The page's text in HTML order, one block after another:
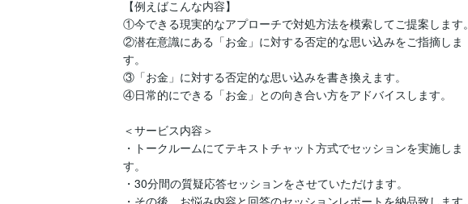
【例えばこんな内容】
①今できる現実的なアプローチで対処方法を模索してご提案します。
②潜在意識にある「お金」に対する否定的な思い込みをご指摘しま
す。
③「お金」に対する否定的な思い込みを書き換えます。
④日常的にできる「お金」との向き合い方をアドバイスします。
＜サービス内容＞
・トークルームにてテキストチャット方式でセッションを実施しま
す。
・30分間の質疑応答セッションをさせていただけます。
・その後、お悩み内容と回答のセッションレポートを納品致します。